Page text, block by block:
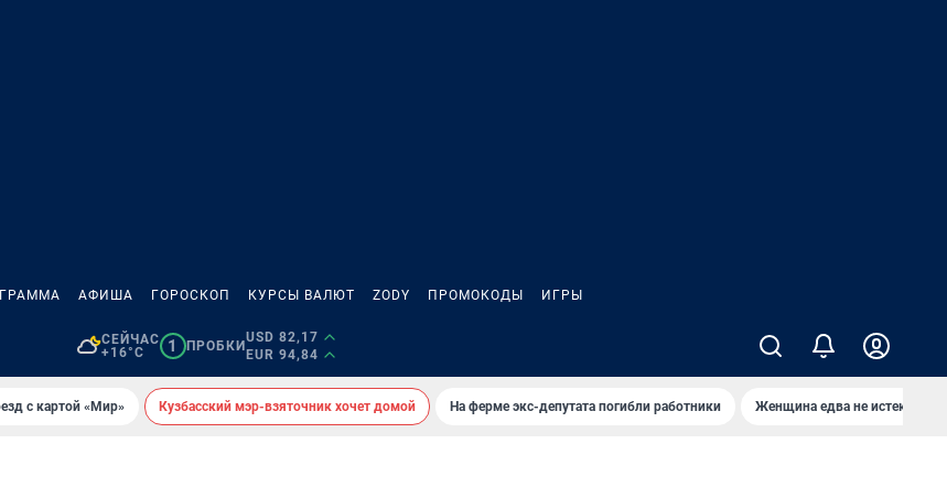
АФИША ГОРОСКОП КУРСЫ ВАЛЮТ ZODY ПРОМОКОДЫ ИГРЫ
СЕЙЧАС
+16°C
1 ПРОБКИ
USD 82,17
EUR 94,84
с картой «Мир» Кузбасский мэр-взяточник хочет домой На ферме экс-депутата погибли работники Женщина едва не истекла